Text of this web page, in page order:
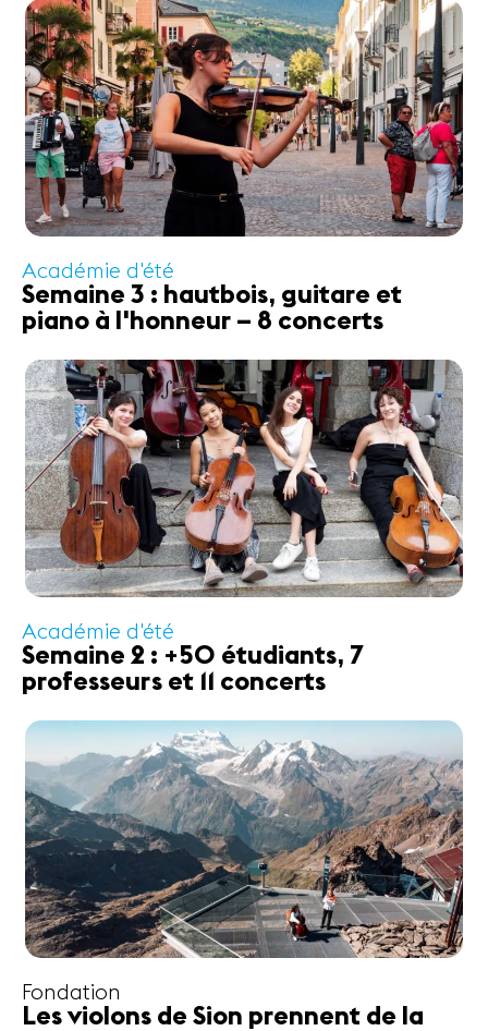
Académie d'été
Semaine 3 : hautbois, guitare et
piano à l'honneur – 8 concerts
Académie d'été
Semaine 2 : +50 étudiants, 7
professeurs et 11 concerts
Fondation
Les violons de Sion prennent de la